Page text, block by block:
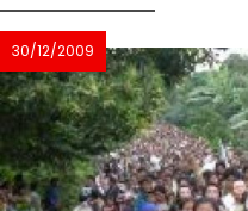
30/12/2009